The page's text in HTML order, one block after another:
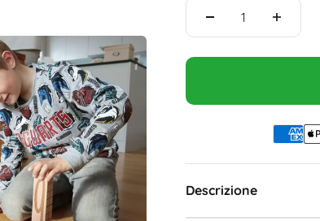
Descrizione